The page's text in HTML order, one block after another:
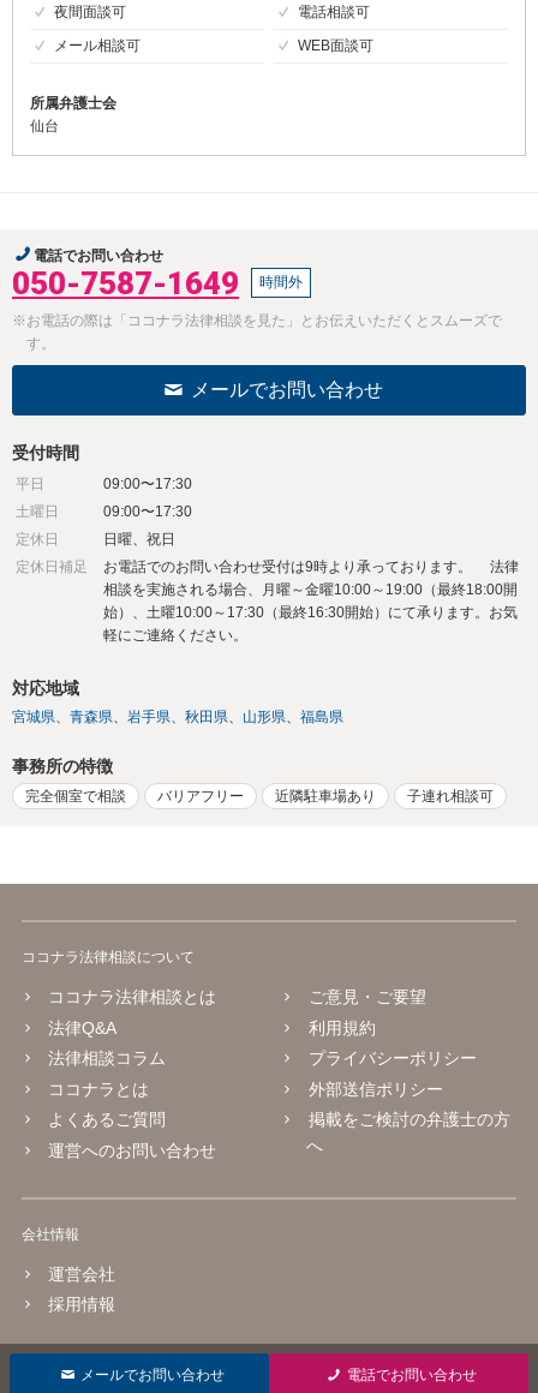
夜間面談可
電話相談可
メール相談可
WEB面談可
所属弁護士会
仙台
電話でお問い合わせ
050-7587-1649 時間外
※お電話の際は「ココナラ法律相談を見た」とお伝えいただくとスムーズで
す。
メールでお問い合わせ
受付時間
平日
09:00〜17:30
土曜日
09:00〜17:30
定休日
日曜、祝日
定休日補足
お電話でのお問い合わせ受付は9時より承っております。 法律
相談を実施される場合、月曜～金曜10:00～19:00（最終18:00開
始）、土曜10:00～17:30（最終16:30開始）にて承ります。お気
軽にご連絡ください。
対応地域
宮城県 青森県 岩手県 秋田県 山形県 福島県
事務所の特徴
完全個室で相談 バリアフリー 近隣駐車場あり 子連れ相談可
メールでお問い合わせ 電話でお問い合わせ
ココナラ法律相談について
ココナラ法律相談とは
法律Q&A
法律相談コラム
ココナラとは
よくあるご質問
運営へのお問い合わせ
ご意見・ご要望
利用規約
プライバシーポリシー
外部送信ポリシー
掲載をご検討の弁護士の方
へ
会社情報
運営会社
採用情報